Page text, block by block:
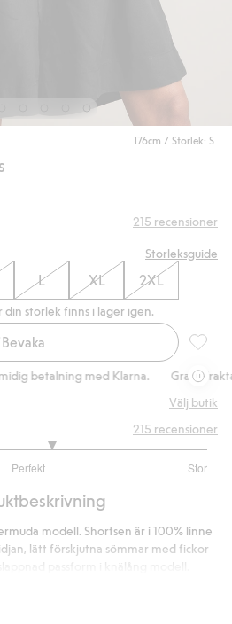
176cm / Storlek: S
215 recensioner
Storleksguide
L XL 2XL
din storlek finns i lager igen.
Bevaka
betalning med Klarna.
Gratis
Välj butik
Perfekt Stor
215 recensioner
modell. Shortsen är i 100% linne
lätt förskjutna sömmar med fickor